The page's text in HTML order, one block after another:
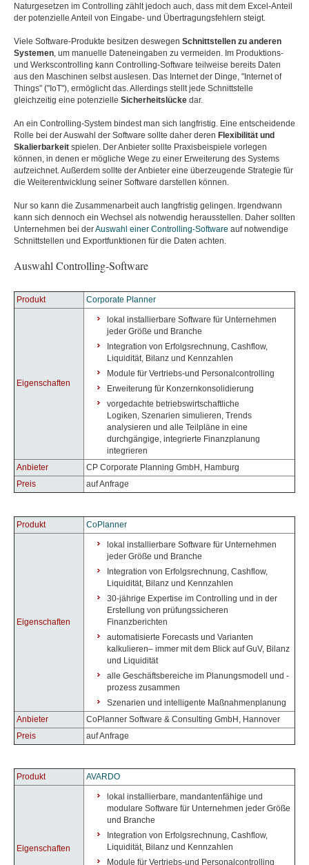
Naturgesetzen im Controlling zählt jedoch auch, dass mit dem Excel-Anteil
der potenzielle Anteil von Eingabe- und Übertragungsfehlern steigt.
Viele Software-Produkte besitzen deswegen Schnittstellen zu anderen
Systemen, um manuelle Dateneingaben zu vermeiden. Im Produktions-
und Werkscontrolling kann Controlling-Software teilweise bereits Daten
aus den Maschinen selbst auslesen. Das Internet der Dinge, "Internet of
Things" ("IoT"), ermöglicht das. Allerdings stellt jede Schnittstelle
gleichzeitig eine potenzielle Sicherheitslücke dar.
An ein Controlling-System bindest man sich langfristig. Eine entscheidende
Rolle bei der Auswahl der Software sollte daher deren Flexibilität und
Skalierbarkeit spielen. Der Anbieter sollte Praxisbeispiele vorlegen
können, in denen er mögliche Wege zu einer Erweiterung des Systems
aufzeichnet. Außerdem sollte der Anbieter eine überzeugende Strategie für
die Weiterentwicklung seiner Software darstellen können.
Nur so kann die Zusammenarbeit auch langfristig gelingen. Irgendwann
kann sich dennoch ein Wechsel als notwendig herausstellen. Daher sollten
Unternehmen bei derAuswahl einer Controlling-Software auf notwendige
Schnittstellen und Exportfunktionen für die Daten achten.
Auswahl Controlling-Software
Produkt Corporate Planner
Eigenschaften
lokal installierbare Software für Unternehmen
jeder Größe und Branche
Integration von Erfolgsrechnung, Cashflow,
Liquidität, Bilanz und Kennzahlen
Module für Vertriebs-und Personalcontrolling
Erweiterung für Konzernkonsolidierung
vorgedachte betriebswirtschaftliche
Logiken, Szenarien simulieren, Trends
analysieren und alle Teilpläne in eine
durchgängige, integrierte Finanzplanung
integrieren
Anbieter
CP Corporate Planning GmbH, Hamburg
Preis
auf Anfrage
Produkt CoPlanner
Eigenschaften
lokal installierbare Software für Unternehmen
jeder Größe und Branche
Integration von Erfolgsrechnung, Cashflow,
Liquidität, Bilanz und Kennzahlen
30-jährige Expertise im Controlling und in der
Erstellung von prüfungssicheren
Finanzberichten
automatisierte Forecasts und Varianten
kalkulieren– immer mit dem Blick auf GuV, Bilanz
und Liquidität
alle Geschäftsbereiche im Planungsmodell und -
prozess zusammen
Szenarien und intelligente Maßnahmenplanung
Anbieter
CoPlanner Software & Consulting GmbH, Hannover
Preis
auf Anfrage
Produkt AVARDO
Eigenschaften
lokal installierbare, mandantenfähige und
modulare Software für Unternehmen jeder Größe
und Branche
Integration von Erfolgsrechnung, Cashflow,
Liquidität, Bilanz und Kennzahlen
Module für Vertriebs-und Personalcontrolling